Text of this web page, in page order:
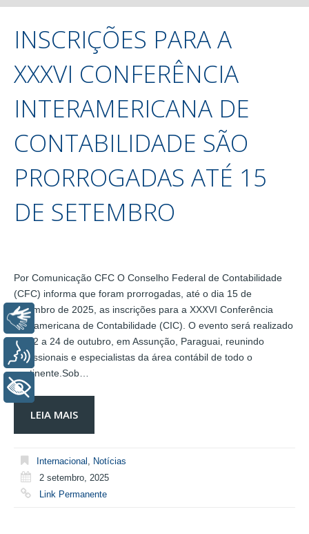
INSCRIÇÕES PARA A
XXXVI CONFERÊNCIA
INTERAMERICANA DE
CONTABILIDADE SÃO
PRORROGADAS ATÉ 15
DE SETEMBRO
Por Comunicação CFC O Conselho Federal de Contabilidade
(CFC) informa que foram prorrogadas, até o dia 15 de
setembro de 2025, as inscrições para a XXXVI Conferência
Interamericana de Contabilidade (CIC). O evento será realizado
de 22 a 24 de outubro, em Assunção, Paraguai, reunindo
profissionais e especialistas da área contábil de todo o
continente.Sob…
LEIA MAIS
Internacional , Notícias
2 setembro, 2025
Link Permanente
Voz